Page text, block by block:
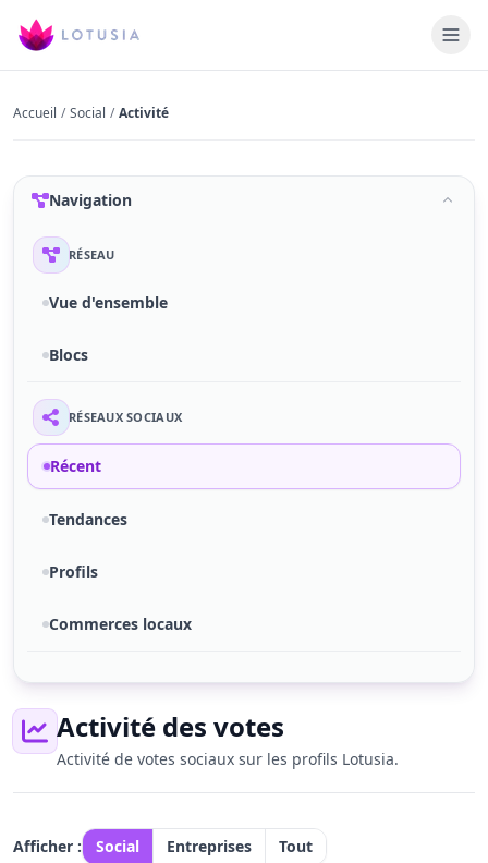
Accueil / Social / Activité
Navigation
RÉSEAU
Vue d'ensemble
Blocs
RÉSEAUX SOCIAUX
Récent
Tendances
Profils
Commerces locaux
Activité des votes
Activité de votes sociaux sur les profils Lotusia.
Afficher : Social Entreprises Tout